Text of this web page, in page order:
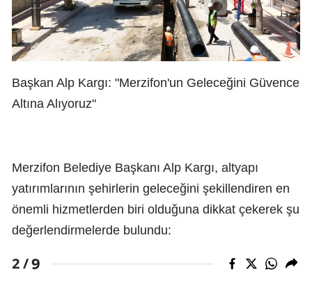
Başkan Alp Kargı: "Merzifon'un Geleceğini Güvence
Altına Alıyoruz"
Merzifon Belediye Başkanı Alp Kargı, altyapı
yatırımlarının şehirlerin geleceğini şekillendiren en
önemli hizmetlerden biri olduğuna dikkat çekerek şu
değerlendirmelerde bulundu:
2 /9